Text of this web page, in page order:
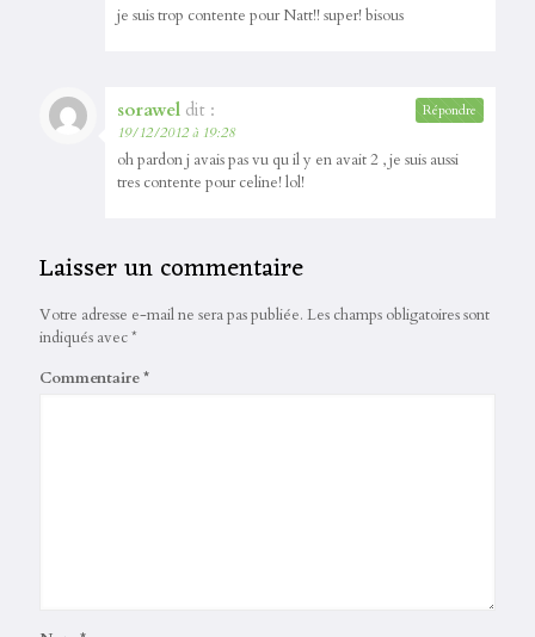
je suis trop contente pour Natt!! super! bisous
sorawel dit :
19/12/2012 à 19:28
oh pardon j avais pas vu qu il y en avait 2 , je suis aussi
tres contente pour celine! lol!
Répondre
Laisser un commentaire
Votre adresse e-mail ne sera pas publiée. Les champs obligatoires sont
indiqués avec*
Commentaire*